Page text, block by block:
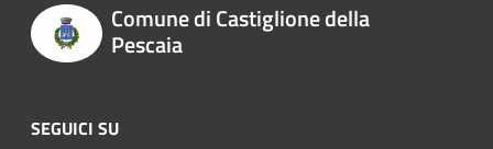
Comune di Castiglione della
Pescaia
SEGUICI SU